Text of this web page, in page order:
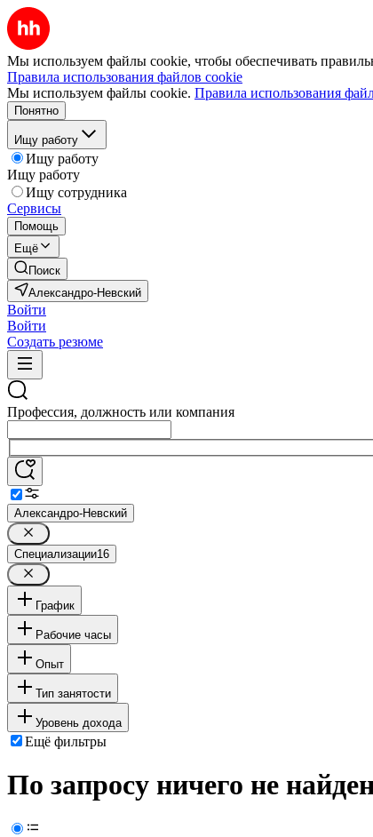
Мы используем файлы cookie, чтобы обеспечивать
Правила использования файлов cookie
Мы используем файлы cookie. Правила использования
Понятно
Ищу работу
Ищу работу
Ищу работу
Ищу сотрудника
Сервисы
Помощь
Ещё
Поиск
Александро-Невский
Войти
Войти
Создать резюме
Профессия, должность или компания
Александро-Невский
Специализации16
График
Рабочие часы
Опыт
Тип занятости
Уровень дохода
Ещё фильтры
По запросу ничего не